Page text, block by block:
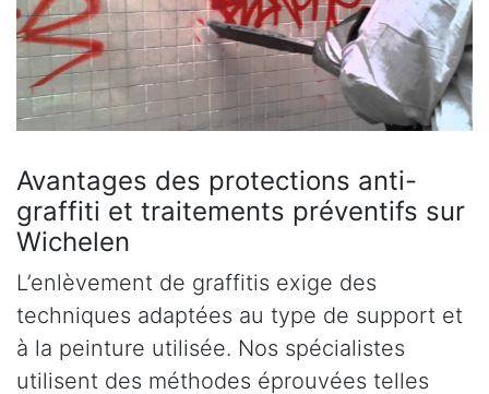
Avantages des protections anti-
graffiti et traitements préventifs sur
Wichelen
L’enlèvement de graffitis exige des
techniques adaptées au type de support et
à la peinture utilisée. Nos spécialistes
utilisent des méthodes éprouvées telles